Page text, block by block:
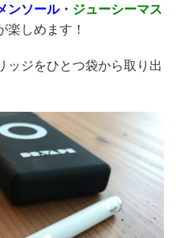
ンソール・ ジューシーマス
楽しめます！
ッジをひとつ袋から取り出